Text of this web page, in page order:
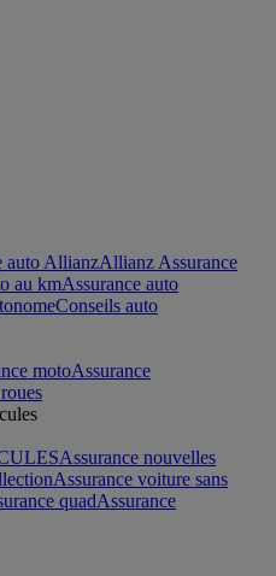
auto AllianzAllianz Assurance
au kmAssurance auto
Conseils auto
motoAssurance
Assurance nouvelles
Assurance voiture sans
quadAssurance